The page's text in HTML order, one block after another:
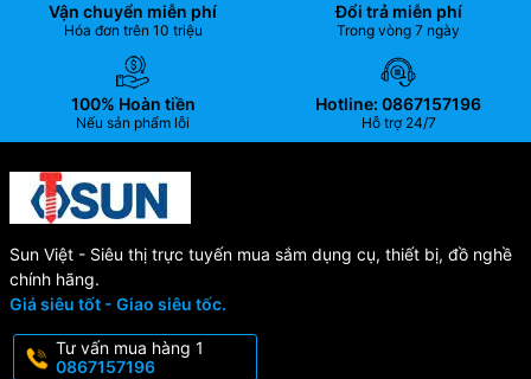
Vận chuyển miễn phí
Hóa đơn trên 10 triệu
Đổi trả miễn phí
Trong vòng 7 ngày
100% Hoàn tiền
Nếu sản phẩm lỗi
Hotline: 0867157196
Hỗ trợ 24/7
Sun Việt - Siêu thị trực tuyến mua sắm dụng cụ, thiết bị, đồ nghề
chính hãng.
Giá siêu tốt - Giao siêu tốc.
Tư vấn mua hàng 1
0867157196